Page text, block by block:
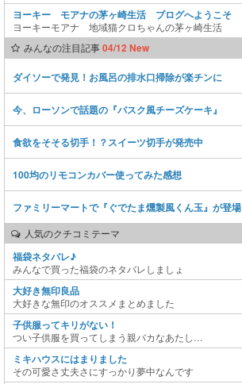
ヨーキー モアナの茅ヶ崎生活 ブログへようこそ
ヨーキーモアナ 地域猫クロちゃんの茅ヶ崎生活
みんなの注目記事04/12 New
ダイソーで発見！お風呂の排水口掃除が楽チンに
今、ローソンで話題の『バスク風チーズケーキ』
食欲をそそる切手！？スイーツ切手が発売中
100均のリモコンカバー使ってみた感想
ファミリーマートで『ぐでたま燻製風くん玉』が登場
人気のクチコミテーマ
福袋ネタバレ♪
みんなで買った福袋のネタバレしましょ
大好き無印良品
大好きな無印のオススメまとめました
子供服ってキリがない！
つい子供服を買ってしまう親バカなあたし…
ミキハウスにはまりました
その可愛さ丈夫さにすっかり夢中なんです